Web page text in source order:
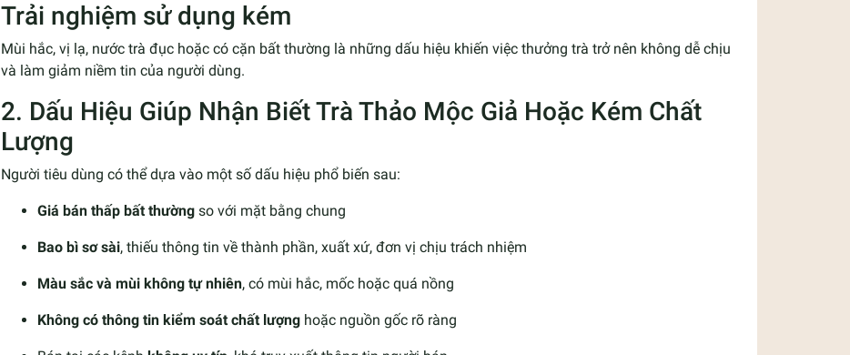
Trải nghiệm sử dụng kém
Mùi hắc, vị lạ, nước trà đục hoặc có cặn bất thường là những dấu hiệu khiến việc thưởng trà trở nên không dễ chịu
và làm giảm niềm tin của người dùng.
2. Dấu Hiệu Giúp Nhận Biết Trà Thảo Mộc Giả Hoặc Kém Chất
Lượng
Người tiêu dùng có thể dựa vào một số dấu hiệu phổ biến sau:
Giá bán thấp bất thường so với mặt bằng chung
Bao bì sơ sài, thiếu thông tin về thành phần, xuất xứ, đơn vị chịu trách nhiệm
Màu sắc và mùi không tự nhiên, có mùi hắc, mốc hoặc quá nồng
Không có thông tin kiểm soát chất lượng hoặc nguồn gốc rõ ràng